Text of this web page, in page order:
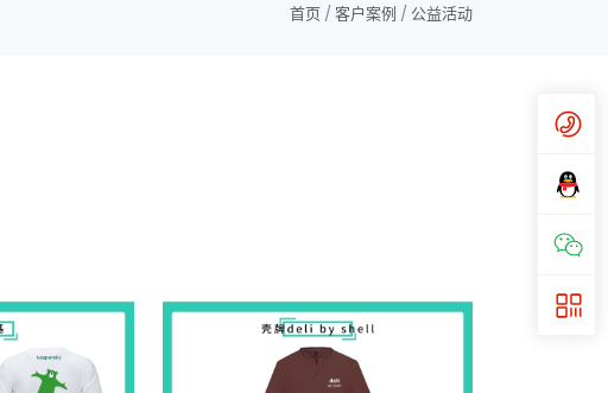
首页 /客户案例 / 公益活动